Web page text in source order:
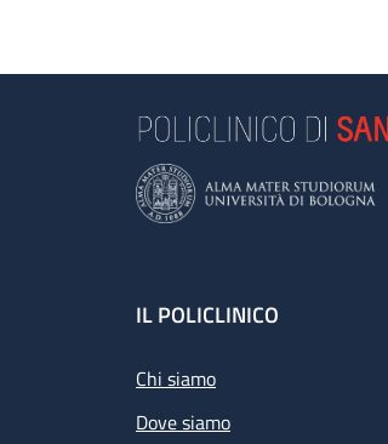
Footer
IL POLICLINICO
Chi siamo
Dove siamo